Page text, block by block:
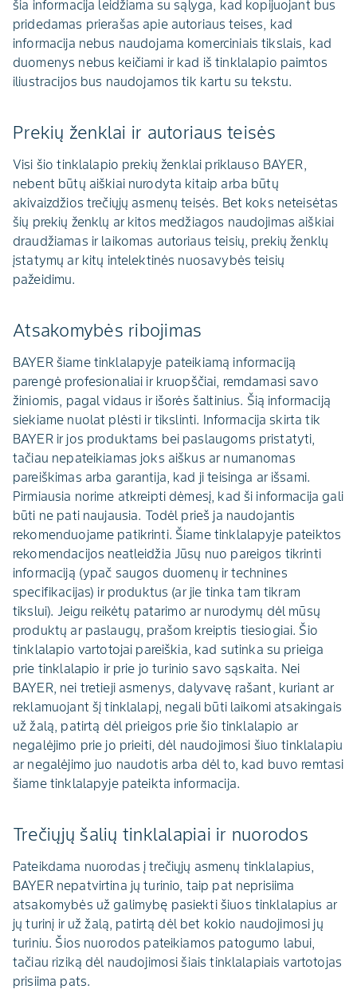
šia informacija leidžiama su sąlyga, kad kopijuojant bus
pridedamas prierašas apie autoriaus teises, kad
informacija nebus naudojama komerciniais tikslais, kad
duomenys nebus keičiami ir kad iš tinklalapio paimtos
iliustracijos bus naudojamos tik kartu su tekstu.
Prekių ženklai ir autoriaus teisės
Visi šio tinklalapio prekių ženklai priklauso BAYER,
nebent būtų aiškiai nurodyta kitaip arba būtų
akivaizdžios trečiųjų asmenų teisės. Bet koks neteisėtas
šių prekių ženklų ar kitos medžiagos naudojimas aiškiai
draudžiamas ir laikomas autoriaus teisių, prekių ženklų
įstatymų ar kitų intelektinės nuosavybės teisių
pažeidimu.
Atsakomybės ribojimas
BAYER šiame tinklalapyje pateikiamą informaciją
parengė profesionaliai ir kruopščiai, remdamasi savo
žiniomis, pagal vidaus ir išorės šaltinius. Šią informaciją
siekiame nuolat plėsti ir tikslinti. Informacija skirta tik
BAYER ir jos produktams bei paslaugoms pristatyti,
tačiau nepateikiamas joks aiškus ar numanomas
pareiškimas arba garantija, kad ji teisinga ar išsami.
Pirmiausia norime atkreipti dėmesį, kad ši informacija gali
būti ne pati naujausia. Todėl prieš ja naudojantis
rekomenduojame patikrinti. Šiame tinklalapyje pateiktos
rekomendacijos neatleidžia Jūsų nuo pareigos tikrinti
informaciją (ypač saugos duomenų ir technines
specifikacijas) ir produktus (ar jie tinka tam tikram
tikslui). Jeigu reikėtų patarimo ar nurodymų dėl mūsų
produktų ar paslaugų, prašom kreiptis tiesiogiai. Šio
tinklalapio vartotojai pareiškia, kad sutinka su prieiga
prie tinklalapio ir prie jo turinio savo sąskaita. Nei
BAYER, nei tretieji asmenys, dalyvavę rašant, kuriant ar
reklamuojant šį tinklalapį, negali būti laikomi atsakingais
už žalą, patirtą dėl prieigos prie šio tinklalapio ar
negalėjimo prie jo prieiti, dėl naudojimosi šiuo tinklalapiu
ar negalėjimo juo naudotis arba dėl to, kad buvo remtasi
šiame tinklalapyje pateikta informacija.
Trečiųjų šalių tinklalapiai ir nuorodos
Pateikdama nuorodas į trečiųjų asmenų tinklalapius,
BAYER nepatvirtina jų turinio, taip pat neprisiima
atsakomybės už galimybę pasiekti šiuos tinklalapius ar
jų turinį ir už žalą, patirtą dėl bet kokio naudojimosi jų
turiniu. Šios nuorodos pateikiamos patogumo labui,
tačiau riziką dėl naudojimosi šiais tinklalapiais vartotojas
prisiima pats.